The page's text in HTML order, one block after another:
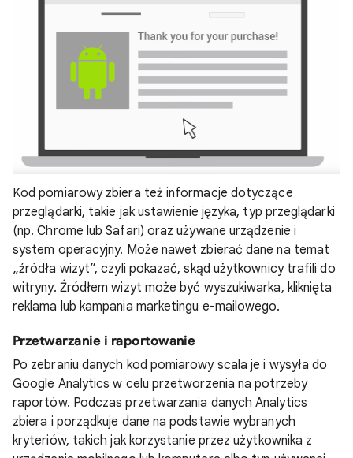
Kod pomiarowy zbiera też informacje dotyczące
przeglądarki, takie jak ustawienie języka, typ przeglądarki
(np. Chrome lub Safari) oraz używane urządzenie i
system operacyjny. Może nawet zbierać dane na temat
„źródła wizyt”, czyli pokazać, skąd użytkownicy trafili do
witryny. Źródłem wizyt może być wyszukiwarka, kliknięta
reklama lub kampania marketingu e-mailowego.
Przetwarzanie i raportowanie
Po zebraniu danych kod pomiarowy scala je i wysyła do
Google Analytics w celu przetworzenia na potrzeby
raportów. Podczas przetwarzania danych Analytics
zbiera i porządkuje dane na podstawie wybranych
kryteriów, takich jak korzystanie przez użytkownika z